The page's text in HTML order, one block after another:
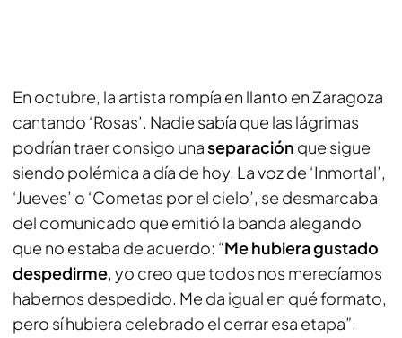
En octubre, la artista rompía en llanto en Zaragoza
cantando ‘Rosas’. Nadie sabía que las lágrimas
podrían traer consigo unaseparación que sigue
siendo polémica a día de hoy. La voz de ‘Inmortal’,
‘Jueves’ o ‘Cometas por el cielo’, se desmarcaba
del comunicado que emitió la banda alegando
que no estaba de acuerdo: “Me hubiera gustado
despedirme, yo creo que todos nos merecíamos
habernos despedido. Me da igual en qué formato,
pero sí hubiera celebrado el cerrar esa etapa”.